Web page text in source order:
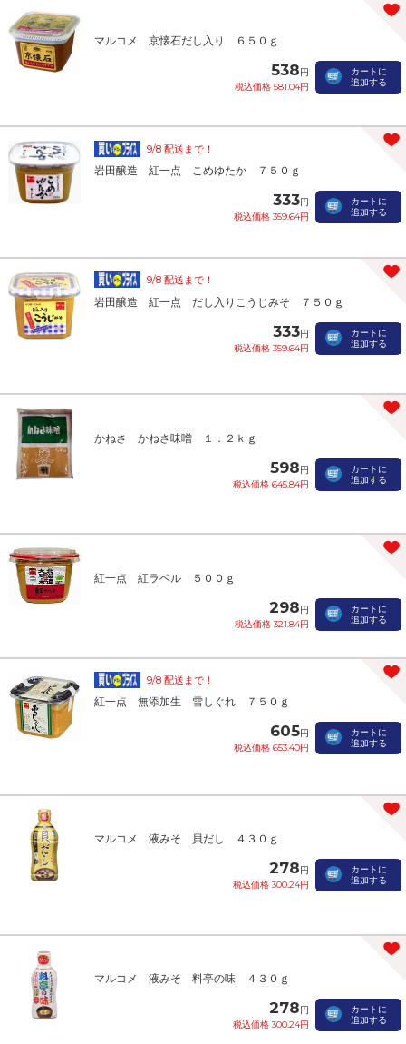
マルコメ 京懐石だし入り ６５０ｇ
538円
税込価格 581.04円
カートに
追加する
9/8 配送まで！
岩田醸造 紅一点 こめゆたか ７５０ｇ
333円
税込価格 359.64円
カートに
追加する
9/8 配送まで！
岩田醸造 紅一点 だし入りこうじみそ ７５０ｇ
333円
税込価格 359.64円
カートに
追加する
かねさ かねさ味噌 １．２ｋｇ
598円
税込価格 645.84円
カートに
追加する
紅一点 紅ラベル ５００ｇ
298円
税込価格 321.84円
カートに
追加する
9/8 配送まで！
紅一点 無添加生 雪しぐれ ７５０ｇ
605円
税込価格 653.40円
カートに
追加する
マルコメ 液みそ 貝だし ４３０ｇ
278円
税込価格 300.24円
カートに
追加する
マルコメ 液みそ 料亭の味 ４３０ｇ
278円
税込価格 300.24円
カートに
追加する